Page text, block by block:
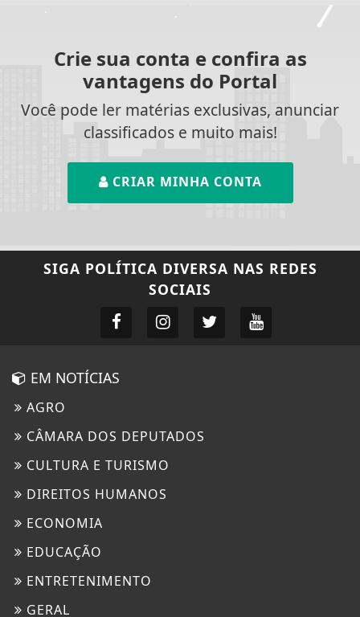
Crie sua conta e confira as
vantagens do Portal
Você pode ler matérias exclusivas, anunciar
classificados e muito mais!
CRIAR MINHA CONTA
SIGA POLÍTICA DIVERSA NAS REDES
SOCIAIS
EM NOTÍCIAS
AGRO
CÂMARA DOS DEPUTADOS
CULTURA E TURISMO
DIREITOS HUMANOS
ECONOMIA
EDUCAÇÃO
ENTRETENIMENTO
GERAL